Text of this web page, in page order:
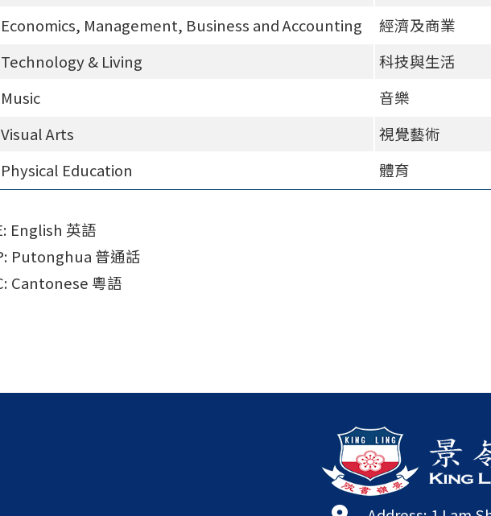
Economics, Management, Business and Accounting 經濟及商業
Technology & Living
科技與生活
Music
音樂
Visual Arts
視覺藝術
Physical Education
體育
English 英語
Putonghua 普通話
Cantonese 粵語